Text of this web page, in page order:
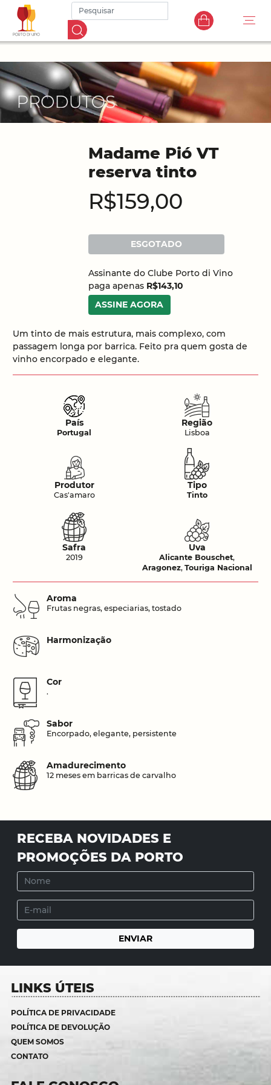
Madame Pió VT
reserva tinto
R$159,00
ESGOTADO
Assinante do Clube Porto di Vino
paga apenas R$143,10
ASSINE AGORA
Um tinto de mais estrutura, mais complexo, com
passagem longa por barrica. Feito pra quem gosta de
vinho encorpado e elegante.
País
Portugal
Região
Lisboa
Produtor
Cas'amaro
Tipo
Tinto
Safra
2019
Uva
Alicante Bouschet,
Aragonez, Touriga Nacional
Aroma
Frutas negras, especiarias, tostado
Harmonização
Cor
.
Sabor
Encorpado, elegante, persistente
Amadurecimento
12 meses em barricas de carvalho
RECEBA NOVIDADES E
PROMOÇÕES DA PORTO
LINKS ÚTEIS
POLÍTICA DE PRIVACIDADE
POLÍTICA DE DEVOLUÇÃO
QUEM SOMOS
CONTATO